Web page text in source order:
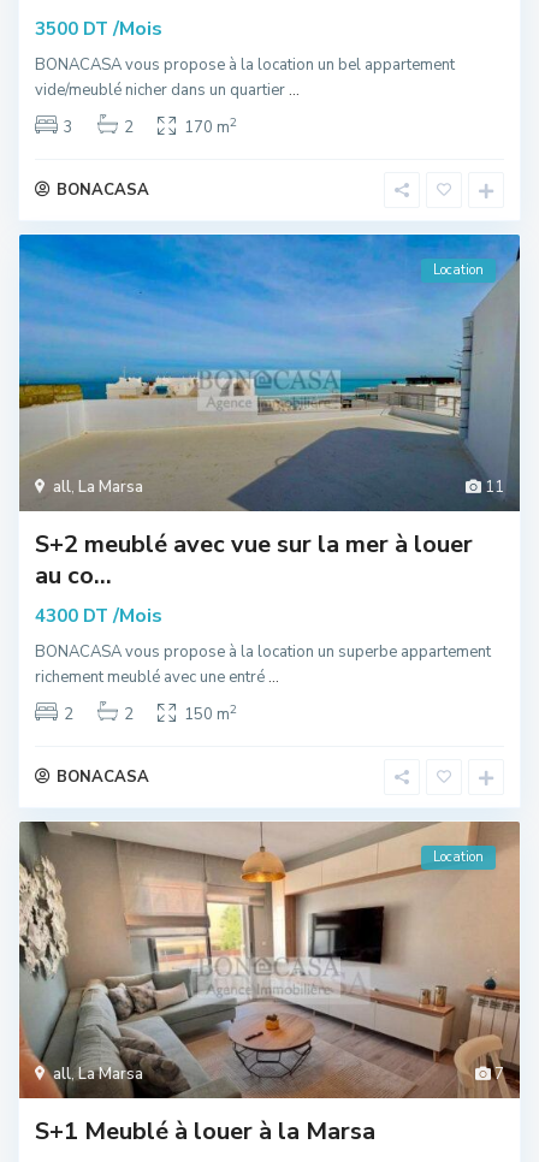
3500 DT /Mois
BONACASA vous propose à la location un bel appartement
vide/meublé nicher dans un quartier...
3
2 170 m2
BONACASA
11
all, La Marsa
Location
S+2 meublé avec vue sur la mer à louer
au co...
4300 DT /Mois
BONACASA vous propose à la location un superbe appartement
richement meublé avec une entré...
2
2 150 m2
BONACASA
7
all,La Marsa
Location
S+1 Meublé à louer à la Marsa